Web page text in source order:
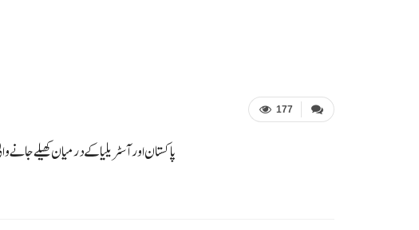
177
پاکستان اور آسٹریلیا کے درمیان کھیلے جانے والی ٹی20 سیریز کے دوسرے میچ میں آسٹریلیا نے پاکستانی ٹیم کو باآسانی 7 وکٹوں سے شکست دے دی اور 151 رنز کا ہدف 3